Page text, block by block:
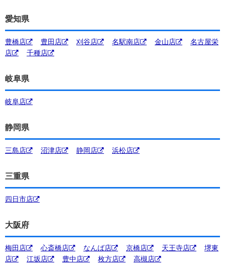
愛知県
豊橋店 豊田店 刈谷店 名駅南店 金山店
名古屋栄
店
千種店
岐阜県
岐阜店
静岡県
三島店 沼津店 静岡店 浜松店
三重県
四日市店
大阪府
梅田店 心斎橋店 なんば店 京橋店 天王寺店
堺東
店
江坂店 豊中店 枚方店 高槻店